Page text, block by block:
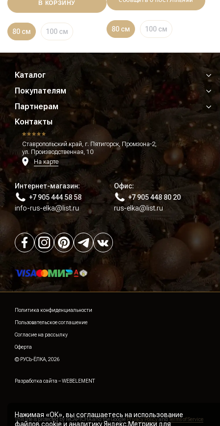
В КОРЗИНУ
80 см 100 см 80 см 100 см
Каталог
Покупателям
Партнерам
Контакты
Ставропольский край, г. Пятигорск, Промзона-2,
ул. Производственная, 10
На карте
Интернет-магазин:
+7 905 444 58 58
info-rus-elka@list.ru
Офис:
+7 905 448 80 20
rus-elka@list.ru
Политика конфиденциальности
Пользовательское соглашение
Согласие на рассылку
Оферта
© РУСЬ-ЁЛКА, 2026
Разработка сайта –WEBELEMENT
This site is protected by reCAPTCHA and the Google Privacy Policyand Terms of Service
Нажимая «ОК», вы соглашаетесь на использование
файлов cookieи аналитику Яндекс.Метрики для